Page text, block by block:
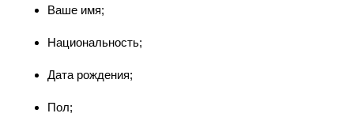
Ваше имя;
Национальность;
Дата рождения;
Пол;